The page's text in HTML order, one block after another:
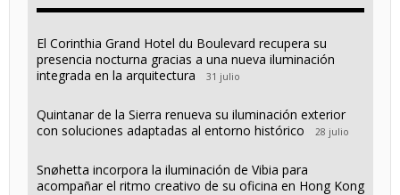
El Corinthia Grand Hotel du Boulevard recupera su
presencia nocturna gracias a una nueva iluminación
integrada en la arquitectura
31 julio
Quintanar de la Sierra renueva su iluminación exterior
con soluciones adaptadas al entorno histórico
28 julio
Snøhetta incorpora la iluminación de Vibia para
acompañar el ritmo creativo de su oficina en Hong Kong